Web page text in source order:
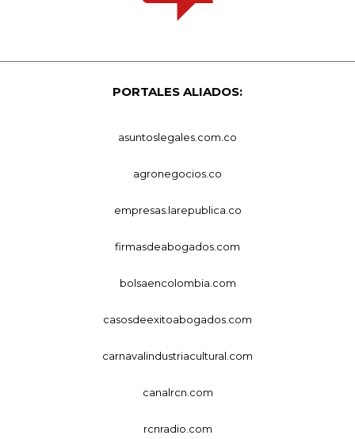
PORTALES ALIADOS:
asuntoslegales.com.co
agronegocios.co
empresas.larepublica.co
firmasdeabogados.com
bolsaencolombia.com
casosdeexitoabogados.com
carnavalindustriacultural.com
canalrcn.com
rcnradio.com